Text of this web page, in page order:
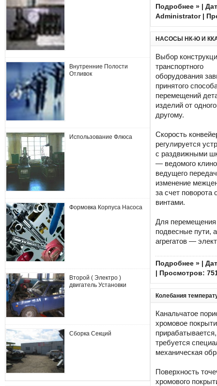
Внутренние Полости
Отливок
Использование Флюса
Формовка Корпуса Насоса
Второй ( Электро )
двигатель Установки
Сборка Секций
Подробнее » |
Administrator|
НАСОСЫ НК-Ю И
Выбор
транспортного
оборудования
принятого
перемещений
изделий от
другому.
Скорость
регулируется
с раздвижными
— ведомого
ведущего
изменение
за счет поворота
винтами.
Для перемещения
подвесные пути,
агрегатов —
Подробнее » |
| Просмотров:
Колебания
Канальчатое
хромовое
требуется
механическая
Поверхность
хромового